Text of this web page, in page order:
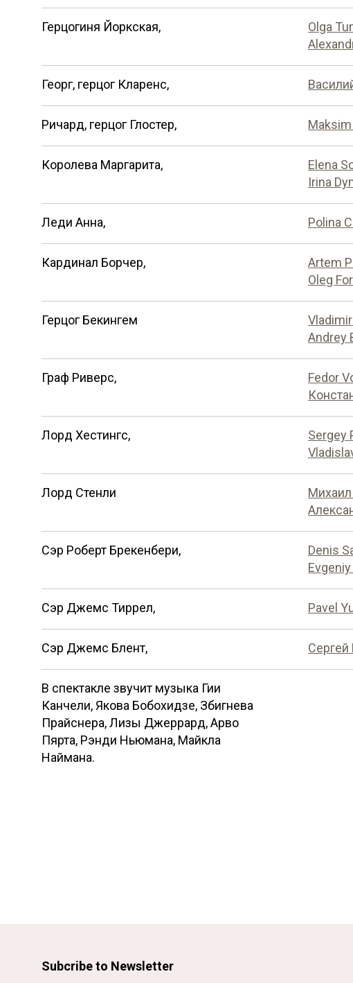
Герцогиня Йоркская,
Olga
Георг, герцог Кларенс,
Ричард, герцог Глостер,
Королева Маргарита,
Elena
Irina
Леди Анна, Polina
Кардинал Борчер,
Artem
Oleg
Герцог Бекингем
Andrey
Граф Риверс,
Fedor
Лорд Хестингс,
Sergey
Лорд Стенли
Сэр Роберт Брекенбери,
Denis
Сэр Джемс Тиррел, Pavel
Сэр Джемс Блент,
В спектакле звучит музыка Гии
Канчели, Якова Бобохидзе, Збигнева
Прайснера, Лизы Джеррард, Арво
Пярта, Рэнди Ньюмана, Майкла
Наймана.
Subcribe to Newsletter